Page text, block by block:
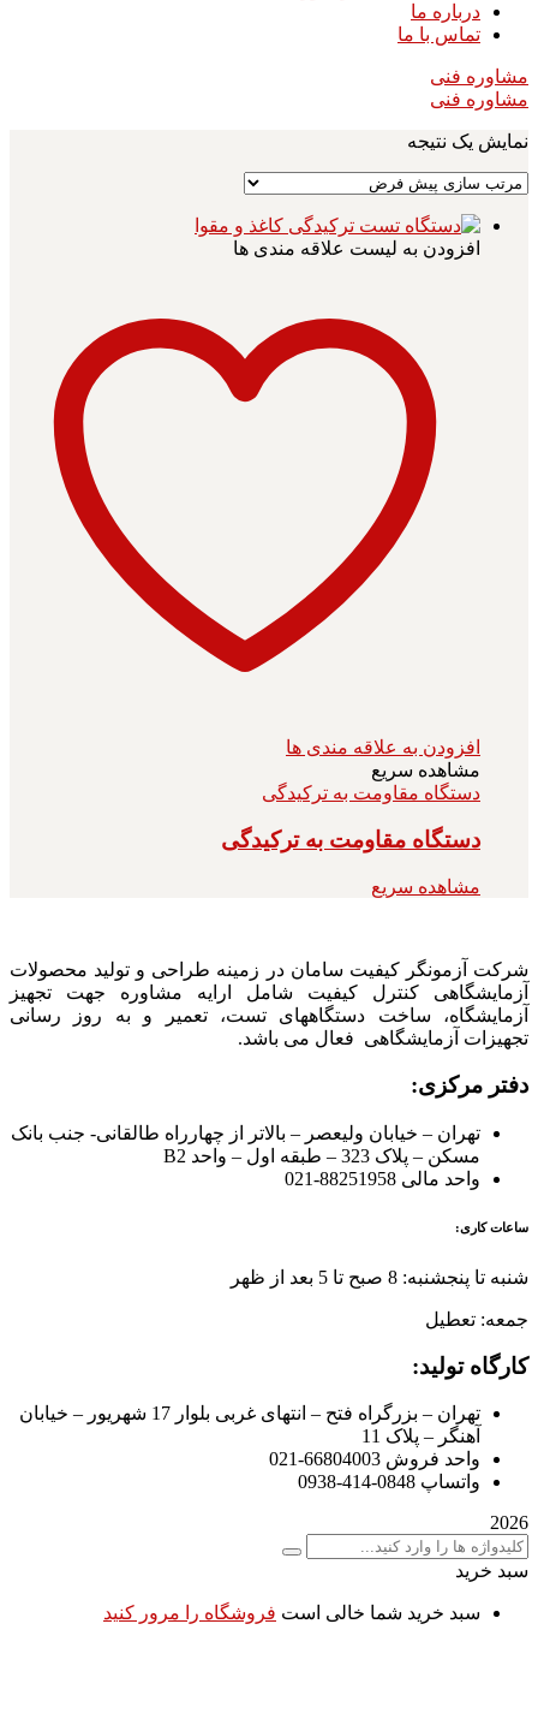
درباره ما
تماس با ما
مشاوره فنی
مشاوره فنی
نمایش یک نتیجه
افزودن به لیست علاقه مندی ها
افزودن به علاقه مندی ها
مشاهده سریع
دستگاه مقاومت به ترکیدگی
دستگاه مقاومت به ترکیدگی
مشاهده سریع
شرکت آزمونگر کیفیت سامان در زمینه طراحی و تولید محصولات
آزمایشگاهی کنترل کیفیت شامل ارایه مشاوره جهت تجهیز
آزمایشگاه، ساخت دستگاههای تست، تعمیر و به روز رسانی
تجهیزات آزمایشگاهی فعال می باشد.
دفتر مرکزی:
تهران – خیابان ولیعصر – بالاتر از چهارراه طالقانی- جنب بانک
مسکن – پلاک 323 – طبقه اول – واحد B2
واحد مالی 88251958-021
ساعات کاری:
شنبه تا پنجشنبه: 8 صبح تا 5 بعد از ظهر
جمعه: تعطیل
کارگاه تولید:
تهران – بزرگراه فتح – انتهای غربی بلوار 17 شهریور – خیابان
آهنگر – پلاک 11
واحد فروش 66804003-021
واتساپ 0848-414-0938
2026
سبد خرید
سبد خرید شما خالی است فروشگاه را مرور کنید